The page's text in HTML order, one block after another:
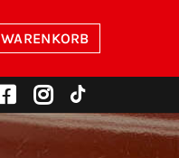
WARENKORB